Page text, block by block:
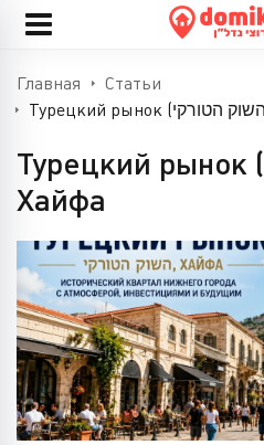
Главная
Статьи
Турецкий рынок (השוק הטורקי)
Хайфа